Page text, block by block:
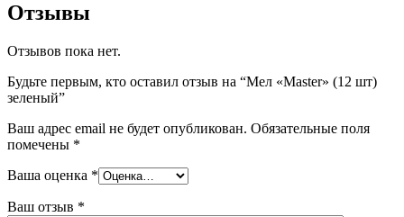
Отзывы
Отзывов пока нет.
Будьте первым, кто оставил отзыв на “Мел «Master» (12 шт)
зеленый”
Ваш адрес email не будет опубликован. Обязательные поля
помечены *
Ваша оценка *
Ваш отзыв *